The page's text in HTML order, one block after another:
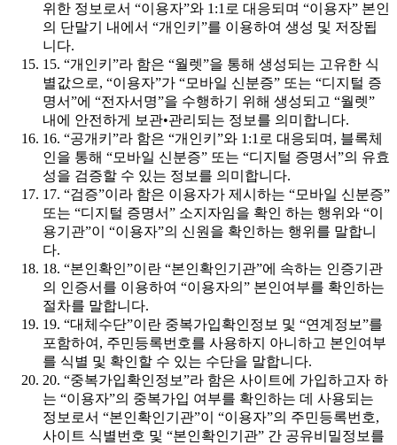
위한 정보로서 “이용자”와 1:1로 대응되며 “이용자” 본인
의 단말기 내에서 “개인키”를 이용하여 생성 및 저장됩
니다.
15. “개인키”라 함은 “월렛”을 통해 생성되는 고유한 식
별값으로, “이용자”가 “모바일 신분증” 또는 “디지털 증
명서”에 “전자서명”을 수행하기 위해 생성되고 “월렛”
내에 안전하게 보관•관리되는 정보를 의미합니다.
16. “공개키”라 함은 “개인키”와 1:1로 대응되며, 블록체
인을 통해 “모바일 신분증” 또는 “디지털 증명서”의 유효
성을 검증할 수 있는 정보를 의미합니다.
17. “검증”이라 함은 이용자가 제시하는 “모바일 신분증”
또는 “디지털 증명서” 소지자임을 확인 하는 행위와 “이
용기관”이 “이용자”의 신원을 확인하는 행위를 말합니
다.
18. “본인확인”이란 “본인확인기관”에 속하는 인증기관
의 인증서를 이용하여 “이용자의” 본인여부를 확인하는
절차를 말합니다.
19. “대체수단”이란 중복가입확인정보 및 “연계정보”를
포함하여, 주민등록번호를 사용하지 아니하고 본인여부
를 식별 및 확인할 수 있는 수단을 말합니다.
20. “중복가입확인정보”라 함은 사이트에 가입하고자 하
는 “이용자”의 중복가입 여부를 확인하는 데 사용되는
정보로서 “본인확인기관”이 “이용자”의 주민등록번호,
사이트 식별번호 및 “본인확인기관” 간 공유비밀정보를